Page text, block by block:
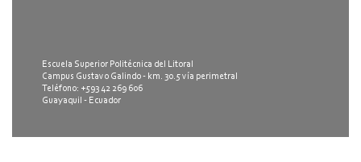
Escuela Superior Politécnica del Litoral
Campus Gustavo Galindo - km. 30.5 vía perimetral
Teléfono: +593 42 269 606
Guayaquil - Ecuador